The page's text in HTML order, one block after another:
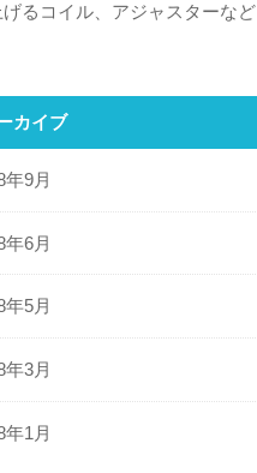
げるコイル、アジャスターなど
カイブ
年9月
年6月
年5月
年3月
年1月